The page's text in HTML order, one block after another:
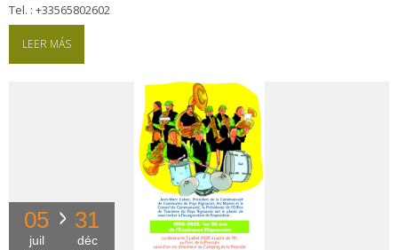
tel. : +33565802602
LEER MÁS
05
juil
31
déc